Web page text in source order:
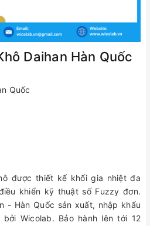
Daihan Hàn Quốc
Quốc
được thiết kế khối gia nhiệt đa
khiển kỹ thuật số Fuzzy đơn.
- Hàn Quốc sản xuất, nhập khẩu
Wicolab. Bảo hành lên tới 12